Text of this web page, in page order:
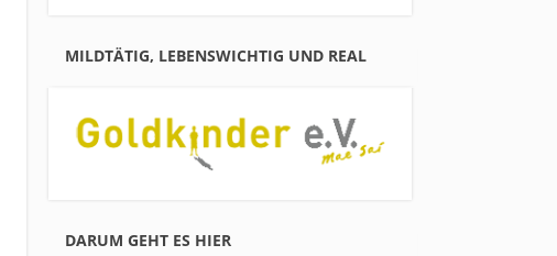
MILDTÄTIG, LEBENSWICHTIG UND REAL
DARUM GEHT ES HIER